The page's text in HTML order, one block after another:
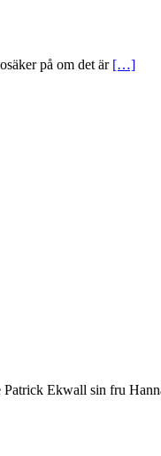
på om det är […]
Ekwall sin fru